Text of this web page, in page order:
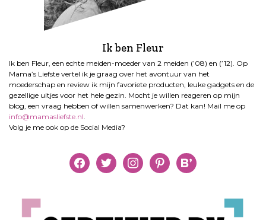
Ik ben Fleur
Ik ben Fleur, een echte meiden-moeder van 2 meiden (’08) en (’12). Op
Mama’s Liefste vertel ik je graag over het avontuur van het
moederschap en review ik mijn favoriete producten, leuke gadgets en de
gezellige uitjes voor het hele gezin. Mocht je willen reageren op mijn
blog, een vraag hebben of willen samenwerken? Dat kan! Mail me op
info@mamasliefste.nl
Volg je me ook op de Social Media?
facebooktwitter instagrampinterestbloglovin